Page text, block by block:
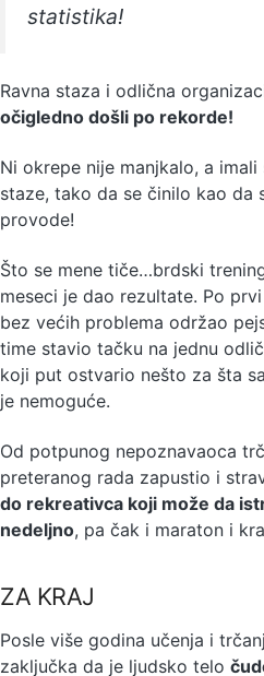
statistika!
Ravna staza i odlična
očigledno došli po rekorde!
Ni okrepe nije manjkalo, a
staze, tako da se činilo kao da
provode!
Što se mene tiče…brdski
meseci je dao rezultate. Po
bez većih problema održao
time stavio tačku na jednu
koji put ostvario nešto za šta
je nemoguće.
Od potpunog nepoznavaoca
preteranog rada zapustio i
do rekreativca koji može da
nedeljno, pa čak i maraton i
ZA KRAJ
Posle više godina učenja i
zaključka da je ljudsko telo